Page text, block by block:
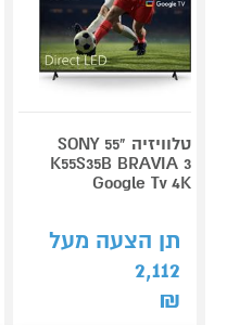
טלוויזיה "55 SONY
K55S35B BRAVIA 3
Google Tv 4K
תן הצעה מעל
2,112
₪